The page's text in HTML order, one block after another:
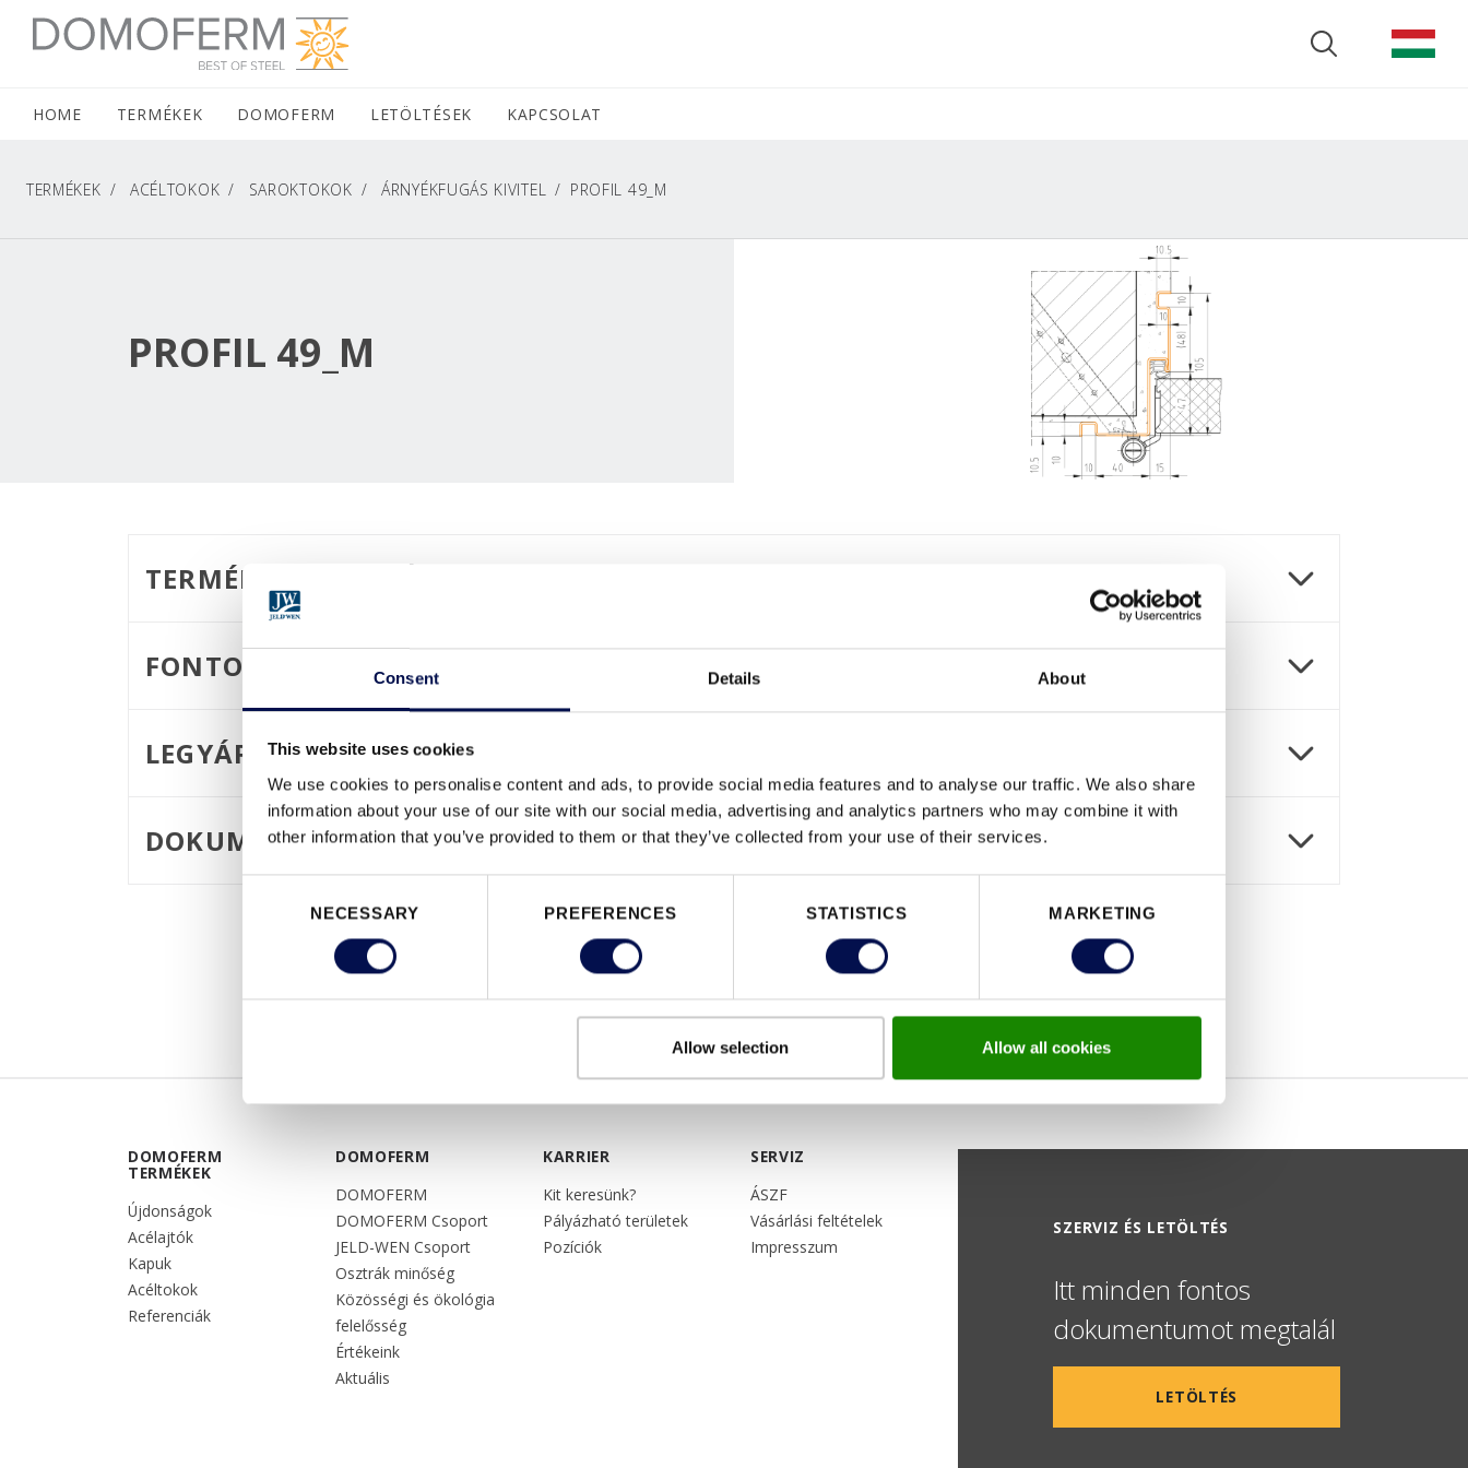
Consent Details About
This website uses cookies
We use cookies to personalise content and ads, to provide social media features and to analyse our traffic. We also share
information about your use of our site with our social media, advertising and analytics partners who may combine it with
other information that you’ve provided to them or that they’ve collected from your use of their services.
NECESSARY PREFERENCES STATISTICS MARKETING
Allow selection Allow all cookies
DOMOFERM NAVIGATION
HOME (CURRENT)
TERMÉKEK DOMOFERM LETÖLTÉSEK KAPCSOLAT
TERMÉKEK ACÉLTOKOK SAROKTOKOK ÁRNYÉKFUGÁS KIVITEL PROFIL 49_M
PROFIL 49_M
TERMÉKISMERTETŐ
FONTOSABB TERMÉKJELLEMZŐK
LEGYÁRTHATÓ MÉRETEK
DOKUMENTUMOK
DOMOFERM
TERMÉKEK
Újdonságok
Acélajtók
Kapuk
Acéltokok
Referenciák
DOMOFERM
DOMOFERM
DOMOFERM Csoport
JELD-WEN Csoport
Osztrák minőség
Közösségi és ökológia
felelősség
Értékeink
Aktuális
KARRIER
Kit keresünk?
Pályázható területek
Pozíciók
SERVIZ
ÁSZF
Vásárlási feltételek
Impresszum
SZERVIZ ÉS LETÖLTÉS
Itt minden fontos
dokumentumot megtalál
LETÖLTÉS